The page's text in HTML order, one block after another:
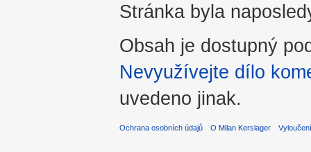
Stránka byla
Obsah je dostupný
Nevyužívejte dílo
uvedeno jinak.
Ochrana osobních údajů O Milan Kerslager